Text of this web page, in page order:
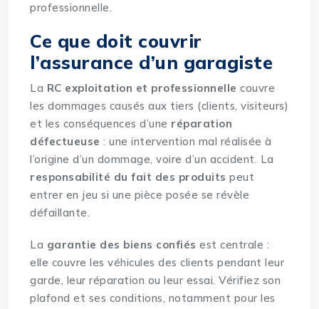
professionnelle.
Ce que doit couvrir
l’assurance d’un garagiste
La RC exploitation et professionnelle couvre
les dommages causés aux tiers (clients, visiteurs)
et les conséquences d’une réparation
défectueuse : une intervention mal réalisée à
l’origine d’un dommage, voire d’un accident. La
responsabilité du fait des produits peut
entrer en jeu si une pièce posée se révèle
défaillante.
La garantie des biens confiés est centrale :
elle couvre les véhicules des clients pendant leur
garde, leur réparation ou leur essai. Vérifiez son
plafond et ses conditions, notamment pour les